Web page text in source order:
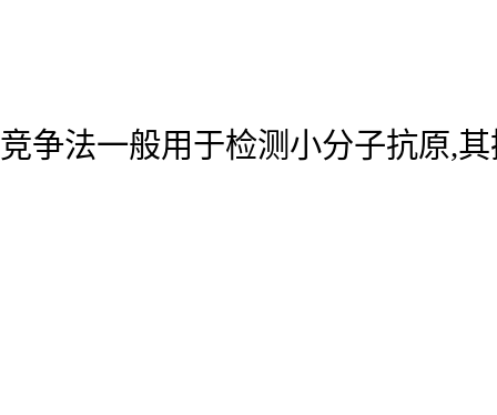
竞争法一般用于检测小分子抗原,